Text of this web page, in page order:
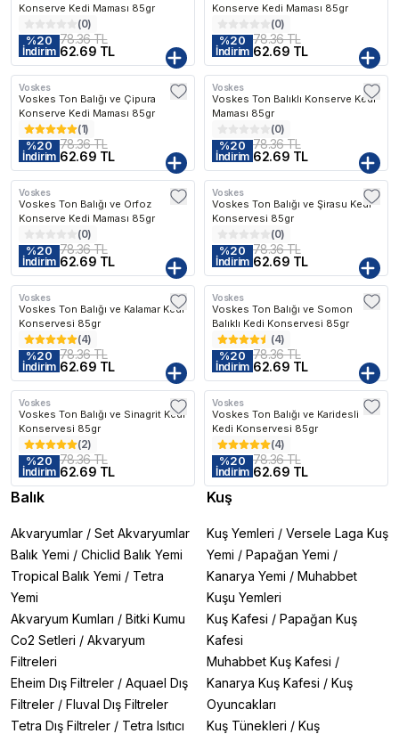
Konserve Kedi Maması 85gr
(0)
%20
İndirim
78.36 TL
62.69 TL
Konserve Kedi Maması 85gr
(0)
%20
İndirim
78.36 TL
62.69 TL
Voskes
Voskes Ton Balığı ve Çipura
Konserve Kedi Maması 85gr
(1)
%20
İndirim
78.36 TL
62.69 TL
Voskes
Voskes Ton Balıklı Konserve Kedi
Maması 85gr
(0)
%20
İndirim
78.36 TL
62.69 TL
Voskes
Voskes Ton Balığı ve Orfoz
Konserve Kedi Maması 85gr
(0)
%20
İndirim
78.36 TL
62.69 TL
Voskes
Voskes Ton Balığı ve Şirasu Kedi
Konservesi 85gr
(0)
%20
İndirim
78.36 TL
62.69 TL
Voskes
Voskes Ton Balığı ve Kalamar Kedi
Konservesi 85gr
(4)
%20
İndirim
78.36 TL
62.69 TL
Voskes
Voskes Ton Balığı ve Somon
Balıklı Kedi Konservesi 85gr
(4)
%20
İndirim
78.36 TL
62.69 TL
Voskes
Voskes Ton Balığı ve Sinagrit Kedi
Konservesi 85gr
(2)
%20
İndirim
78.36 TL
62.69 TL
Voskes
Voskes Ton Balığı ve Karidesli
Kedi Konservesi 85gr
(4)
%20
İndirim
78.36 TL
62.69 TL
Balık
Akvaryumlar / Set Akvaryumlar
Balık Yemi / Chiclid Balık Yemi
Tropical Balık Yemi / Tetra
Yemi
Akvaryum Kumları / Bitki Kumu
Co2 Setleri / Akvaryum
Filtreleri
Eheim Dış Filtreler / Aquael Dış
Filtreler / Fluval Dış Filtreler
Tetra Dış Filtreler / Tetra Isıtıcı
Kuş
Kuş Yemleri / Versele Laga Kuş
Yemi / Papağan Yemi /
Kanarya Yemi / Muhabbet
Kuşu Yemleri
Kuş Kafesi / Papağan Kuş
Kafesi
Muhabbet Kuş Kafesi /
Kanarya Kuş Kafesi / Kuş
Oyuncakları
Kuş Tünekleri / Kuş